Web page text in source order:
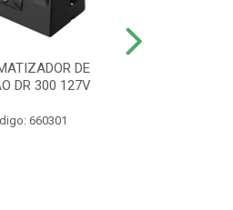
DE
DR 300 127V
660301